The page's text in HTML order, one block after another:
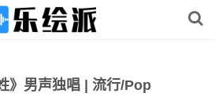
》男声独唱 | 流行/Pop